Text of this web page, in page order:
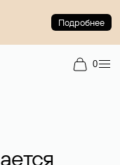
Подробнее
0